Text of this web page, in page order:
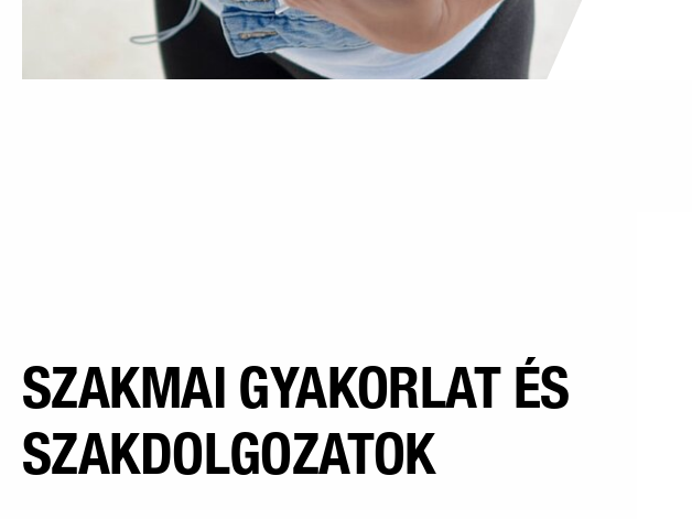
SZAKMAI GYAKORLAT ÉS
SZAKDOLGOZATOK